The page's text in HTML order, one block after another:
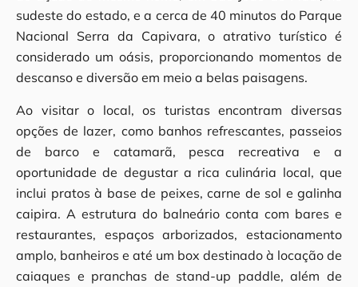
sudeste do estado, e a cerca de 40 minutos do Parque
Nacional Serra da Capivara, o atrativo turístico é
considerado um oásis, proporcionando momentos de
descanso e diversão em meio a belas paisagens.
Ao visitar o local, os turistas encontram diversas
opções de lazer, como banhos refrescantes, passeios
de barco e catamarã, pesca recreativa e a
oportunidade de degustar a rica culinária local, que
inclui pratos à base de peixes, carne de sol e galinha
caipira. A estrutura do balneário conta com bares e
restaurantes, espaços arborizados, estacionamento
amplo, banheiros e até um box destinado à locação de
caiaques e pranchas de stand-up paddle, além de